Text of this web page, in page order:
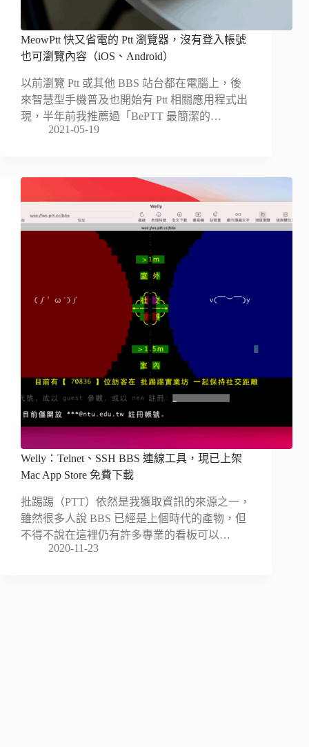
MeowPtt 快又省電的 Ptt 瀏覽器，沒有登入帳號
也可瀏覽內容（iOS、Android）
以前瀏覽 Ptt 或其他 BBS 站台都在電腦上，後
來智慧型手機普及也開始有 Ptt 相關應用程式出
現，半年前我推薦過「BePTT 最簡潔的…
2021-05-19
Welly：Telnet、SSH BBS 連線工具，現已上架
Mac App Store 免費下載
批踢踢（PTT）依然是我獲取資訊的來源之一，
雖然很多人說 BBS 已經是上個時代的產物，但
不得不說在這裡仍有許多專業的看板可以…
2020-11-23